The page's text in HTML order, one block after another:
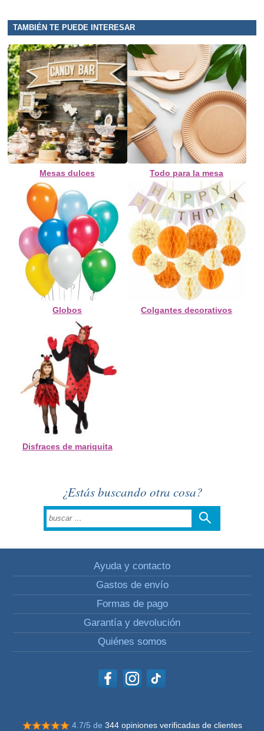
TAMBIÉN TE PUEDE INTERESAR
Mesas dulces Todo para la mesa
Globos Colgantes decorativos
Disfraces de mariquita
¿Estás buscando otra cosa?
Ayuda y contacto
Gastos de envío
Formas de pago
Garantía y devolución
Quiénes somos
4.7/5 de 344 opiniones verificadas de clientes